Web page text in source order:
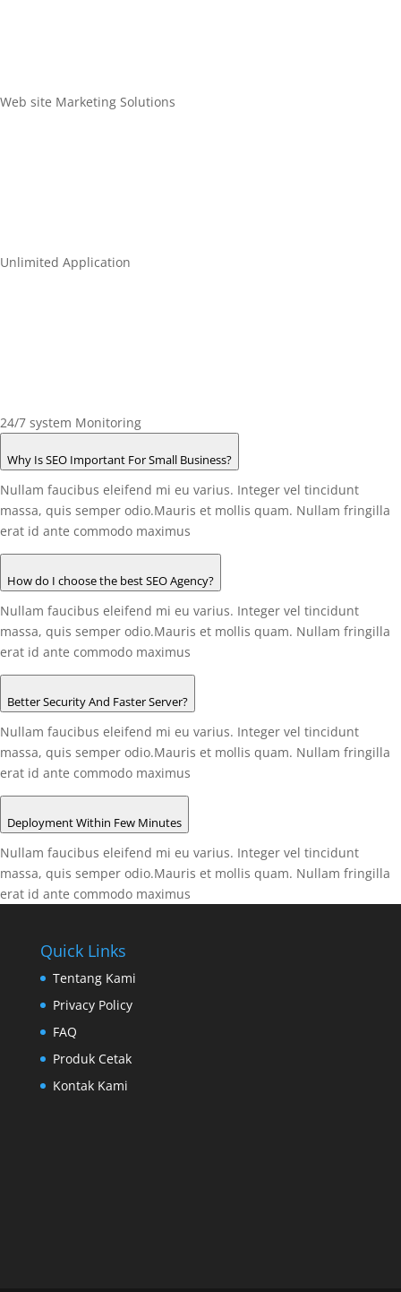
Web site Marketing Solutions
Unlimited Application
24/7 system Monitoring
Why Is SEO Important For Small Business?
Nullam faucibus eleifend mi eu varius. Integer vel tincidunt
massa, quis semper odio.Mauris et mollis quam. Nullam fringilla
erat id ante commodo maximus
How do I choose the best SEO Agency?
Nullam faucibus eleifend mi eu varius. Integer vel tincidunt
massa, quis semper odio.Mauris et mollis quam. Nullam fringilla
erat id ante commodo maximus
Better Security And Faster Server?
Nullam faucibus eleifend mi eu varius. Integer vel tincidunt
massa, quis semper odio.Mauris et mollis quam. Nullam fringilla
erat id ante commodo maximus
Deployment Within Few Minutes
Nullam faucibus eleifend mi eu varius. Integer vel tincidunt
massa, quis semper odio.Mauris et mollis quam. Nullam fringilla
erat id ante commodo maximus
Quick Links
Tentang Kami
Privacy Policy
FAQ
Produk Cetak
Kontak Kami